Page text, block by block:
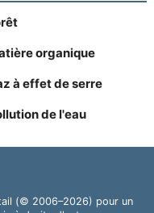
organique
à effet de serre
de l'eau
(© 2006–2026) pour un